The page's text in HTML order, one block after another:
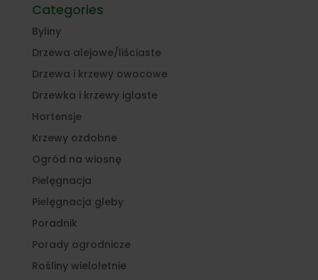
Categories
Byliny
Drzewa alejowe/liściaste
Drzewa i krzewy owocowe
Drzewka i krzewy iglaste
Hortensje
Krzewy ozdobne
Ogród na wiosnę
Pielęgnacja
Pielęgnacja gleby
Poradnik
Porady ogrodnicze
Rośliny wieloletnie